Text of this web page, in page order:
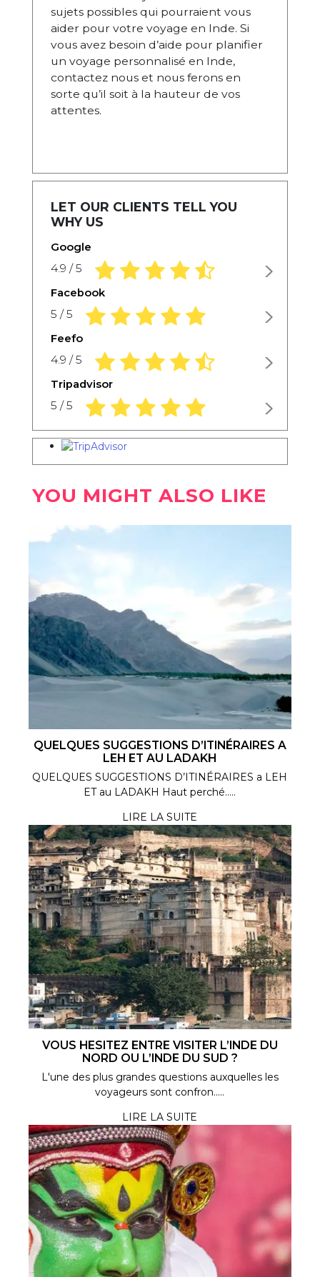
sujets possibles qui pourraient vous
aider pour votre voyage en Inde. Si
vous avez besoin d’aide pour planifier
un voyage personnalisé en Inde,
contactez nous et nous ferons en
sorte qu’il soit à la hauteur de vos
attentes.
LET OUR CLIENTS TELL YOU
WHY US
Google
4.9 / 5 4.9 rating based on 1,234 ratings
Facebook
5 / 5 5.0 rating based on 1,234 ratings
Feefo
4.9 / 5 4.9 rating based on 1,234 ratings
Tripadvisor
5 / 5 5.0 rating based on 1,234 ratings
YOU MIGHT ALSO LIKE
QUELQUES SUGGESTIONS D’ITINÉRAIRES A
LEH ET AU LADAKH
QUELQUES SUGGESTIONS D’ITINÉRAIRES a LEH
ET au LADAKH Haut perché.....
LIRE LA SUITE
VOUS HESITEZ ENTRE VISITER L’INDE DU
NORD OU L’INDE DU SUD ?
L'une des plus grandes questions auxquelles les
voyageurs sont confron.....
LIRE LA SUITE